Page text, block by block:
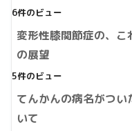
6件のビュー
変形性膝関節症の、
の展望
5件のビュー
てんかんの病名がつ
いて